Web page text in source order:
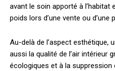
avant le soin apporté à
poids lors d’une vente ou
Au-delà de l’aspect esthétique,
aussi la qualité de l’air intérieur
écologiques et à la